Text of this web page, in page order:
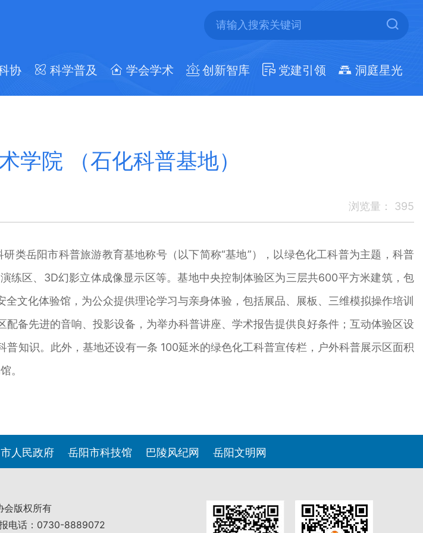
协 科学普及 学会学术 创新智库 党建引领 洞庭星光
学院 （石化科普基地）
浏览量： 395
岳阳市科普旅游教育基地称号（以下简称“基地”），以绿色化工科普为主题，科普
练区、3D幻影立体成像显示区等。基地中央控制体验区为三层共600平方米建筑，包
文化体验馆，为公众提供理论学习与亲身体验，包括展品、展板、三维模拟操作培训
备先进的音响、投影设备，为举办科普讲座、学术报告提供良好条件；互动体验区设
知识。此外，基地还设有一条 100延米的绿色化工科普宣传栏，户外科普展示区面积
。
人民政府 岳阳市科技馆 巴陵风纪网 岳阳文明网
会版权所有
电话：0730-8889072